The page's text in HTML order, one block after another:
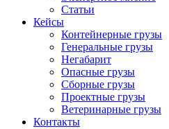
Статьи
Кейсы
Контейнерные грузы
Генеральные грузы
Негабарит
Опасные грузы
Сборные грузы
Проектные грузы
Ветеринарные грузы
Контакты